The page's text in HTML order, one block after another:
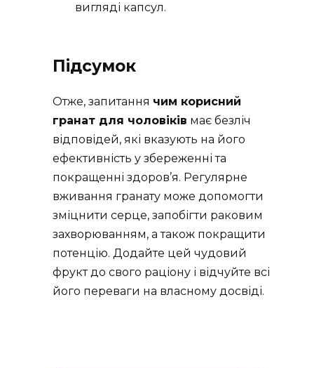
вигляді капсул.
Підсумок
Отже, запитання чим корисний
гранат для чоловіків має безліч
відповідей, які вказують на його
ефективність у збереженні та
покращенні здоров’я. Регулярне
вживання гранату може допомогти
зміцнити серце, запобігти раковим
захворюванням, а також покращити
потенцію. Додайте цей чудовий
фрукт до свого раціону і відчуйте всі
його переваги на власному досвіді.